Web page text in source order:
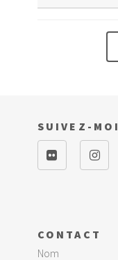
CONTACT
SUIVEZ-MOI